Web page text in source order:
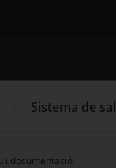
Sistema de
i documentació